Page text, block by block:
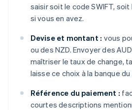
saisir soit le code SWIFT, soit
si vous en avez.
Devise et montant : vous
ou des NZD. Envoyer des
maîtriser le taux de change,
laisse ce choix à la banque
Référence du paiement :
courtes descriptions